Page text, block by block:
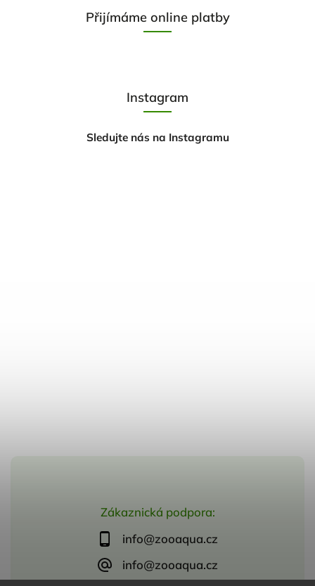
Zákaznická podpora:
info@zooaqua.cz
info@zooaqua.cz
Přijímáme online platby
Instagram
Sledujte nás na Instagramu